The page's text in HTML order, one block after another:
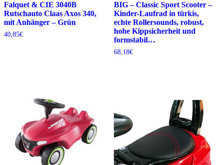
Falquet & CIE 3040B
Rutschauto Claas Axos 340,
mit Anhänger – Grün
40,85€
BIG – Classic Sport Scooter –
Kinder-Laufrad in türkis,
echte Rollersounds, robust,
hohe Kippsicherheit und
formstabil…
68,18€